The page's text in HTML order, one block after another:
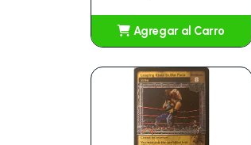
Agregar al Carro